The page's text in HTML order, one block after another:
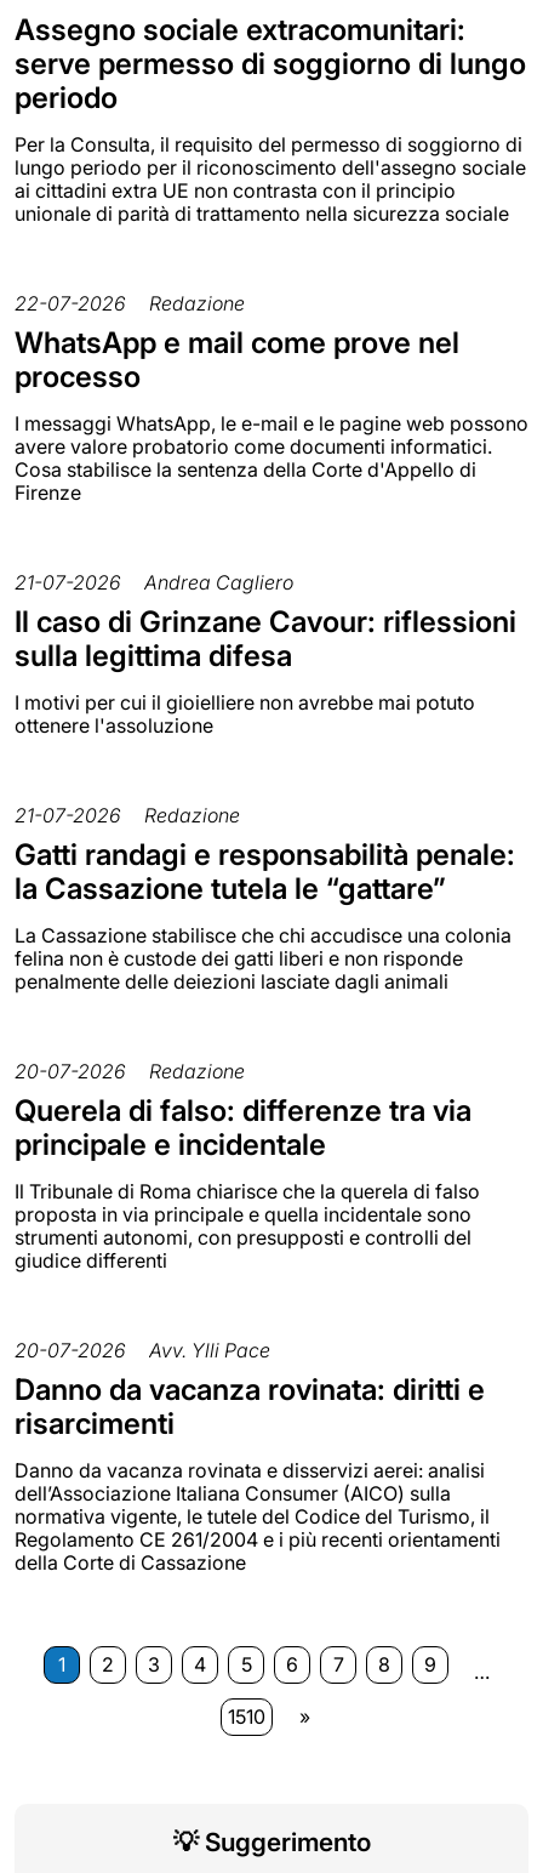
Assegno sociale extracomunitari:
serve permesso di soggiorno di lungo
periodo
Per la Consulta, il requisito del permesso di soggiorno di
lungo periodo per il riconoscimento dell'assegno sociale
ai cittadini extra UE non contrasta con il principio
unionale di parità di trattamento nella sicurezza sociale
22-07-2026 Redazione
WhatsApp e mail come prove nel
processo
I messaggi WhatsApp, le e-mail e le pagine web possono
avere valore probatorio come documenti informatici.
Cosa stabilisce la sentenza della Corte d'Appello di
Firenze
21-07-2026 Andrea Cagliero
Il caso di Grinzane Cavour: riflessioni
sulla legittima difesa
I motivi per cui il gioielliere non avrebbe mai potuto
ottenere l'assoluzione
21-07-2026 Redazione
Gatti randagi e responsabilità penale:
la Cassazione tutela le “gattare”
La Cassazione stabilisce che chi accudisce una colonia
felina non è custode dei gatti liberi e non risponde
penalmente delle deiezioni lasciate dagli animali
20-07-2026 Redazione
Querela di falso: differenze tra via
principale e incidentale
Il Tribunale di Roma chiarisce che la querela di falso
proposta in via principale e quella incidentale sono
strumenti autonomi, con presupposti e controlli del
giudice differenti
20-07-2026 Avv. Ylli Pace
Danno da vacanza rovinata: diritti e
risarcimenti
Danno da vacanza rovinata e disservizi aerei: analisi
dell’Associazione Italiana Consumer (AICO) sulla
normativa vigente, le tutele del Codice del Turismo, il
Regolamento CE 261/2004 e i più recenti orientamenti
della Corte di Cassazione
1 2 3 4 5 6 7 8 9
…
1510
»
💡 Suggerimento